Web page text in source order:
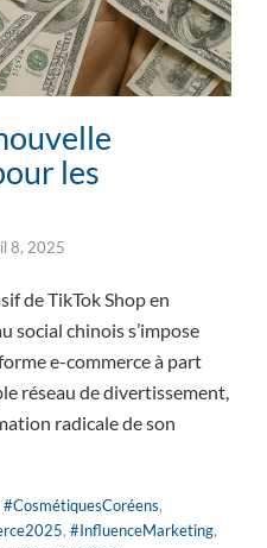
les
8, 2025
de TikTok Shop en
social chinois s’impose
e-commerce à part
réseau de divertissement,
radicale de son
#CosmétiquesCoréens,
, #InfluenceMarketing,